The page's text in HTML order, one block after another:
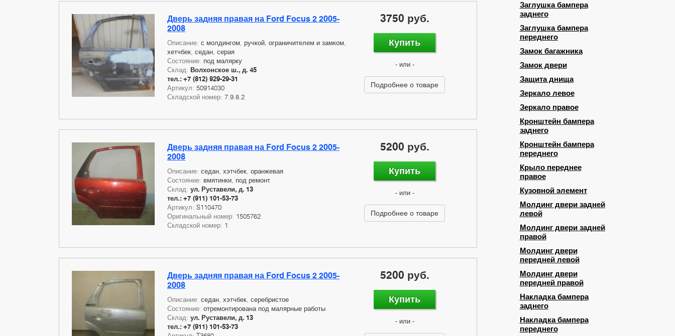
Дверь задняя правая на Ford Focus 2 2005-
2008
Описание: с молдингом, ручкой, ограничителем и замком,
хетчбек, седан, серая
Состояние: под малярку
Склад: Волхонское ш., д. 45
тел.: +7 (812) 929-29-31
Артикул: 50914030
Складской номер: 7.9.8.2
3750 руб.
Купить
- или -
Подробнее о товаре
Дверь задняя правая на Ford Focus 2 2005-
2008
Описание: седан, хэтчбек, оранжевая
Состояние: вмятинки, под ремонт
Склад: ул. Руставели, д. 13
тел.: +7 (911) 101-53-73
Артикул: S110470
Оригинальный номер: 1505762
Складской номер: 1
5200 руб.
Купить
- или -
Подробнее о товаре
Дверь задняя правая на Ford Focus 2 2005-
2008
Описание: седан, хэтчбек, серебристое
Состояние: отремонтирована под малярные работы
Склад: ул. Руставели, д. 13
тел.: +7 (911) 101-53-73
5200 руб.
Купить
- или -
Заглушка бампера
заднего
Заглушка бампера
переднего
Замок багажника
Замок двери
Защита днища
Зеркало левое
Зеркало правое
Кронштейн бампера
заднего
Кронштейн бампера
переднего
Крыло переднее
правое
Кузовной элемент
Молдинг двери задней
левой
Молдинг двери задней
правой
Молдинг двери
передней левой
Молдинг двери
передней правой
Накладка бампера
заднего
Накладка бампера
переднего